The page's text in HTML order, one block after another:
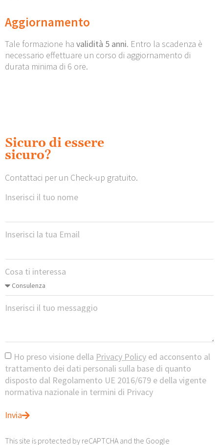
Aggiornamento
Tale formazione ha validità 5 anni. Entro la scadenza è
necessario effettuare un corso di aggiornamento di
durata minima di 6 ore.
Sicuro di essere
sicuro?
Contattaci per un Check-up gratuito.
Inserisci il tuo nome
Inserisci la tua Email
Cosa ti interessa
Inserisci il tuo messaggio
Ho preso visione della Privacy Policy ed acconsento al
trattamento dei dati personali sulla base di quanto
disposto dal Regolamento UE 2016/679 e della vigente
normativa nazionale in termini di Privacy
Invia
This site is protected by reCAPTCHA and the Google